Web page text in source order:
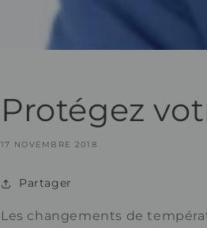
Protégez
17 NOVEMBRE 2018
Partager
Les changements de